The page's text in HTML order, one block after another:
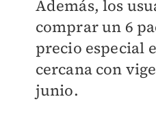
Además, los
comprar un 6
precio especial
cercana con
junio.